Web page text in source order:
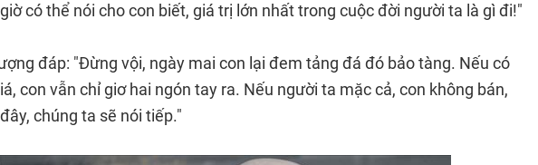
có thể nói cho con biết, giá trị lớn nhất trong cuộc đời người ta là gì đi!"
đáp: "Đừng vội, ngày mai con lại đem tảng đá đó bảo tàng. Nếu có
con vẫn chỉ giơ hai ngón tay ra. Nếu người ta mặc cả, con không bán,
chúng ta sẽ nói tiếp."